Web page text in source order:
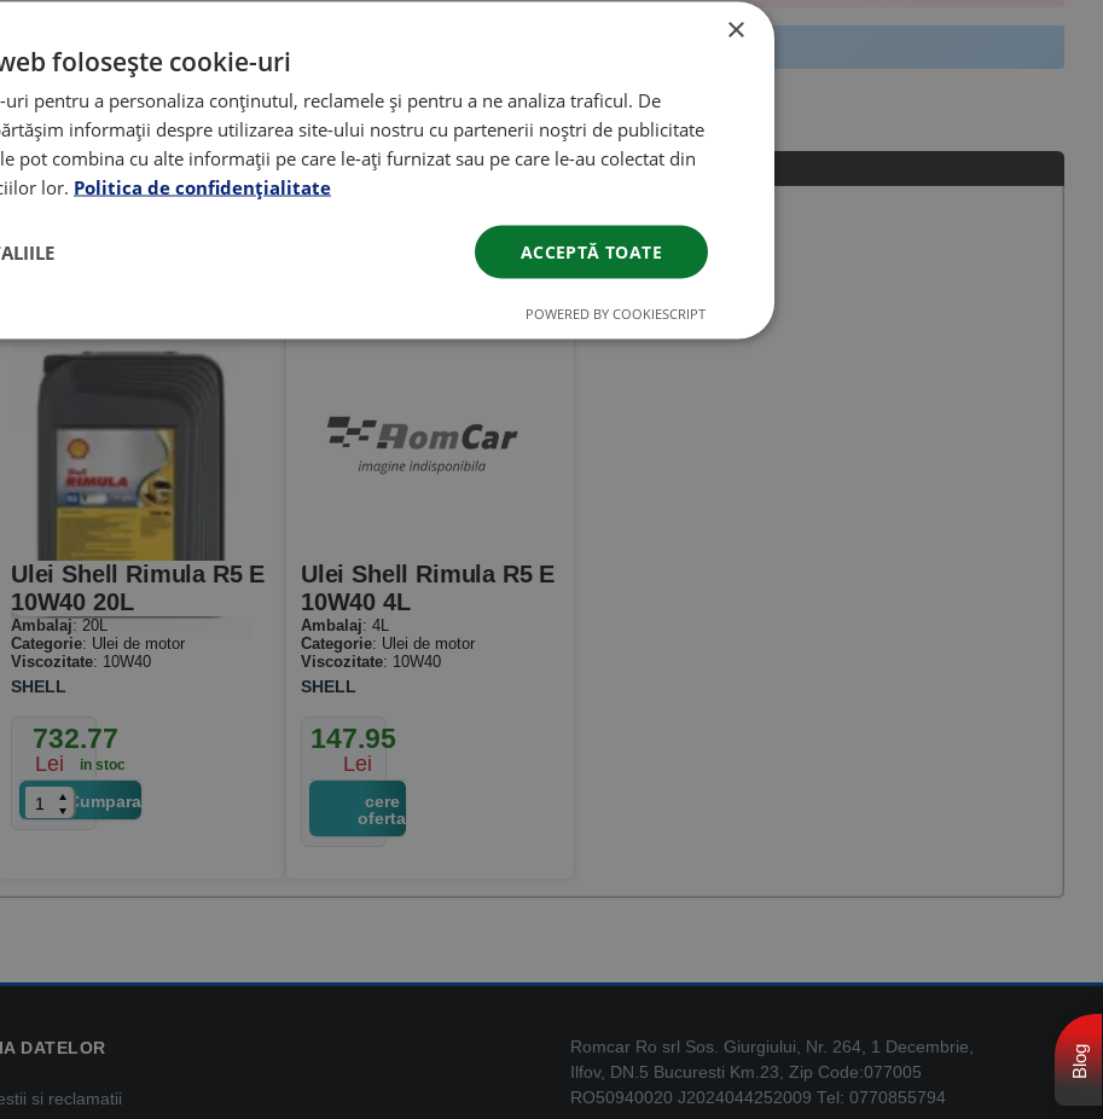
Vezi toată descrierea produsului / fișa tehnică
Produse similare Coduri echivalente
Ulei Shell Rimula R5 E
10W40 20L
Ambalaj: 20L
Categorie: Ulei de motor
Viscozitate: 10W40
SHELL
732.77
Lei in stoc
Cumpara
Ulei Shell Rimula R5 E
10W40 4L
Ambalaj: 4L
Categorie: Ulei de motor
Viscozitate: 10W40
SHELL
147.95
Lei
cere
oferta
DATELOR
si reclamatii
Romcar Ro srl Sos. Giurgiului, Nr. 264, 1 Decembrie,
Ilfov, DN.5 Bucuresti Km.23, Zip Code:077005
RO50940020 J2024044252009 Tel: 0770855794
Blog
×
folosește cookie-uri
uri pentru a personaliza conținutul, reclamele și pentru a ne analiza traficul. De
informații despre utilizarea site-ului nostru cu partenerii noștri de publicitate
pot combina cu alte informații pe care le-ați furnizat sau pe care le-au colectat din
lor. Politica de confidențialitate
ACCEPTĂ TOATE
POWERED BY COOKIESCRIPT